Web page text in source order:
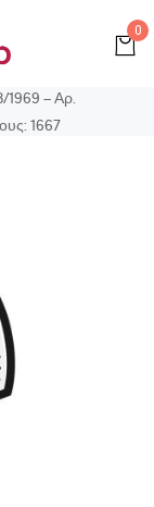
0
1969 – Αρ.
1667